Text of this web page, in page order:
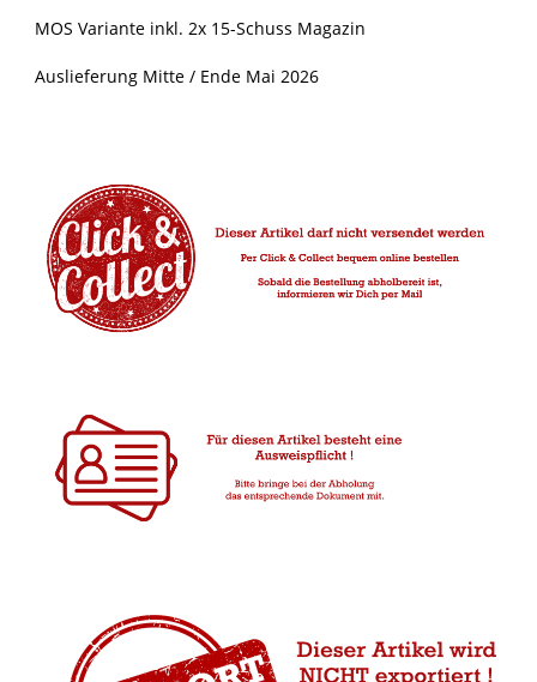
MOS Variante inkl. 2x 15-Schuss Magazin
Auslieferung Mitte / Ende Mai 2026